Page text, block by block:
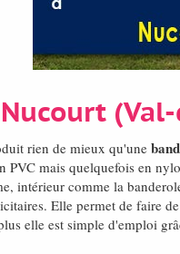
rien de mieux qu'une
mais quelquefois en
intérieur comme la
Elle permet de faire
elle est simple d'emploi